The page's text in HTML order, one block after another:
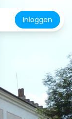
Inloggen